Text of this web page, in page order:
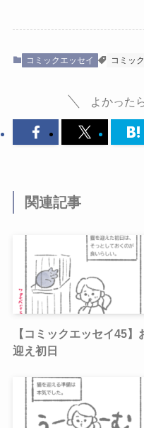
コミックエッセイ コミッ
よかった
関連記事
【コミックエッセイ45】
迎え初日